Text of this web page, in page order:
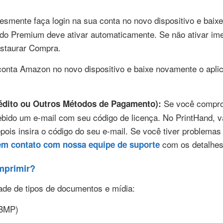
faça login na sua conta no novo dispositivo e
Premium deve ativar automaticamente. Se não ativar
Compra.
Amazon no novo dispositivo e baixe novamente o
ou Outros Métodos de Pagamento): Se você
um e-mail com seu código de licença. No PrintHand,
insira o código do seu e-mail. Se você tiver
contato com nossa equipe de suporte com os
de tipos de documentos e mídia: